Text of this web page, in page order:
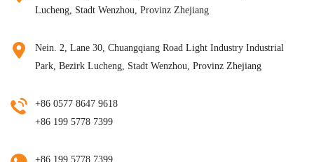
Blogs
Über uns
Lucheng, Stadt Wenzhou, Provinz Zhejiang
Nein. 2, Lane 30, Chuangqiang Road Light Industry Industrial
Park, Bezirk Lucheng, Stadt Wenzhou, Provinz Zhejiang
+86 0577 8647 9618
+86 199 5778 7399
+86 199 5778 7399